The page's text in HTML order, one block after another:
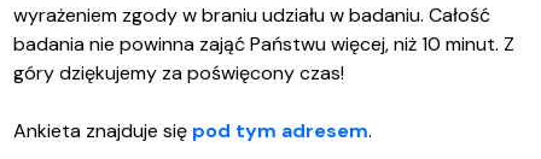
wyrażeniem zgody w braniu udziału w badaniu. Całość
badania nie powinna zająć Państwu więcej, niż 10 minut. Z
góry dziękujemy za poświęcony czas!
Ankieta znajduje się pod tym adresem.